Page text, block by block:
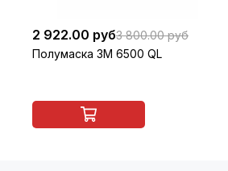
2 922.00 руб3 800.00 руб
Полумаска 3M 6500 QL